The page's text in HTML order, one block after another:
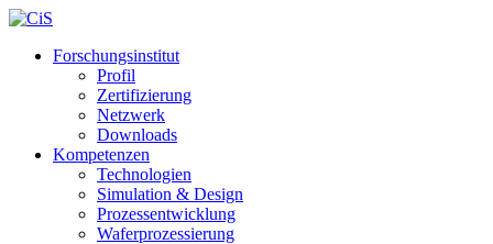
Forschungsinstitut
Profil
Zertifizierung
Netzwerk
Downloads
Kompetenzen
Technologien
Simulation & Design
Prozessentwicklung
Waferprozessierung